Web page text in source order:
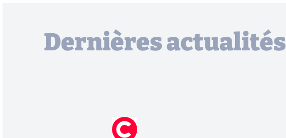
Dernières actualités